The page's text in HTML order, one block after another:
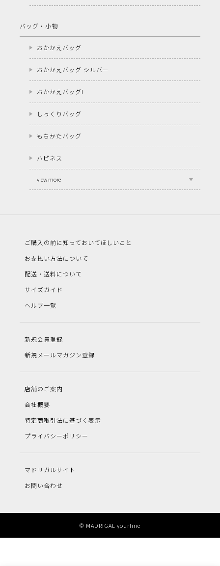
バッグ・小物
おかかえバッグ
おかかえバッグ シルバー
おかかえバッグL
しっくりバッグ
もちかたバッグ
ハピネス
view more
ご購入の前に知っておいてほしいこと
お支払い方法について
配送・送料について
サイズガイド
ヘルプ一覧
新規会員登録
新規メールマガジン登録
店舗のご案内
会社概要
特定商取引法に基づく表示
プライバシーポリシー
マドリガルサイト
お問い合わせ
© MADRIGAL yourline